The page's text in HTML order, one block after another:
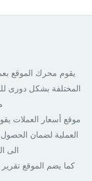
يقوم محرك الموقع
المختلفة بشكل دورى
موقع أسعار العملات
العملية لضمان
الى
كما يضم الموقع